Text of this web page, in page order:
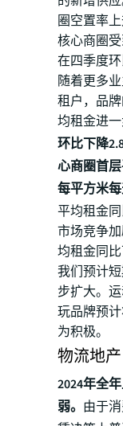
圈空置率
核心商圈
在四季度环
随着更多
租户，品
均租金进一
环比下降
心商圈首
每平方米每
平均租金
市场竞争
均租金同比
我们预计
步扩大。
玩品牌预
为积极。
物流地产
2024年全
弱。 由于